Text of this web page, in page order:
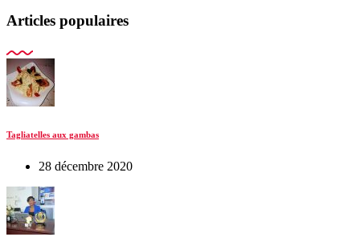
Articles populaires
Tagliatelles aux gambas
28 décembre 2020